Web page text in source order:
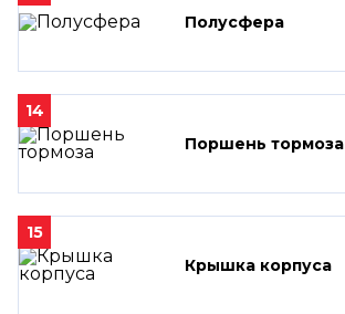
Полусфера
14
Поршень тормоза
15
Крышка корпуса